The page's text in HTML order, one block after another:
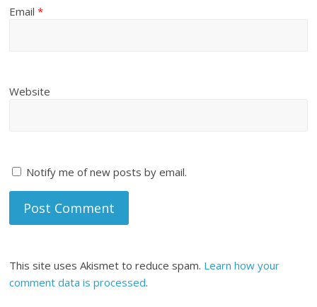
Email*
Website
Notify me of new posts by email.
This site uses Akismet to reduce spam. Learn how your
comment data is processed.